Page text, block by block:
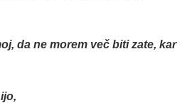
da ne morem več biti zate, kar